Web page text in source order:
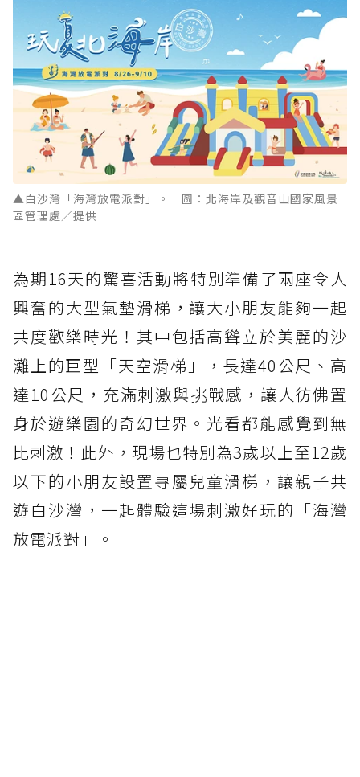
▲白沙灣「海灣放電派對」。 圖：北海岸及觀音山國家風景
區管理處／提供
為期16天的驚喜活動將特別準備了兩座令人
興奮的大型氣墊滑梯，讓大小朋友能夠一起
共度歡樂時光！其中包括高聳立於美麗的沙
灘上的巨型「天空滑梯」，長達40公尺、高
達10公尺，充滿刺激與挑戰感，讓人彷佛置
身於遊樂園的奇幻世界。光看都能感覺到無
比刺激！此外，現場也特別為3歲以上至12歲
以下的小朋友設置專屬兒童滑梯，讓親子共
遊白沙灣，一起體驗這場刺激好玩的「海灣
放電派對」。